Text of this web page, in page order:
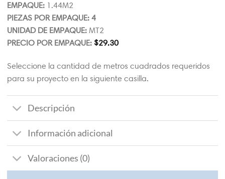
EMPAQUE: 1.44M2
PIEZAS POR EMPAQUE: 4
UNIDAD DE EMPAQUE: MT2
PRECIO POR EMPAQUE: $29.30
Seleccione la cantidad de metros cuadrados requeridos
para su proyecto en la siguiente casilla.
Descripción
Información adicional
Valoraciones (0)